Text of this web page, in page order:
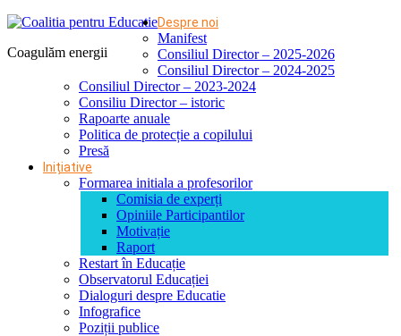
Coagulăm energii
Despre noi
Manifest
Consiliul Director – 2025-2026
Consiliul Director – 2024-2025
Consiliul Director – 2023-2024
Consiliu Director – istoric
Rapoarte anuale
Politica de protecție a copilului
Presă
Inițiative
Formarea initiala a profesorilor
Comisia de experți
Opiniile Participantilor
Motivație
Raport
Restart în Educație
Observatorul Educației
Dialoguri despre Educatie
Infografice
Poziții publice